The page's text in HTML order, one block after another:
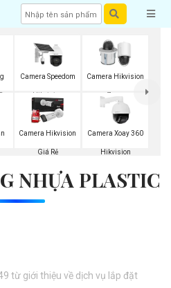
Camera Speedom
Hikvision
Camera Hikvision
Zoom
Camera Hikvision
Giá Rẻ
Camera Xoay 360
Hikvision
NHỰA PLASTIC
từ giới thiệu về dịch vụ lắp đặt